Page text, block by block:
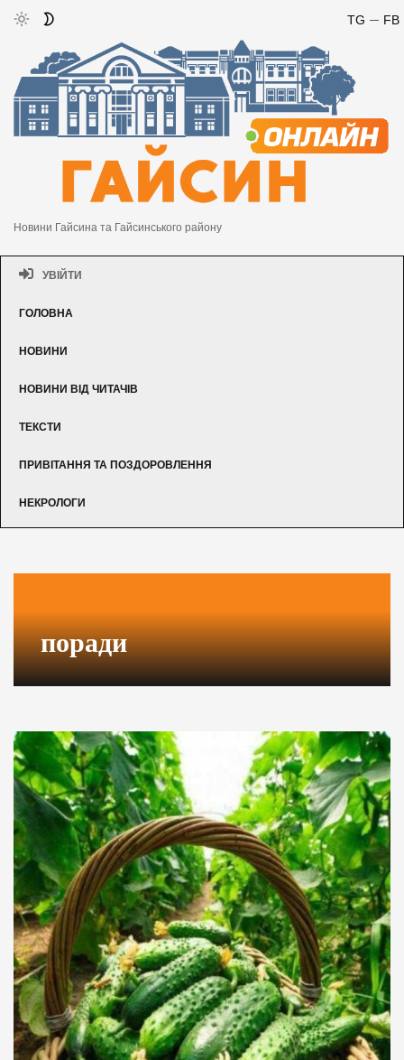
FB
TG
Новини Гайсина та Гайсинського району
УВІЙТИ
ГОЛОВНА
НОВИНИ
НОВИНИ ВІД ЧИТАЧІВ
ТЕКСТИ
ПРИВІТАННЯ ТА ПОЗДОРОВЛЕННЯ
НЕКРОЛОГИ
поради